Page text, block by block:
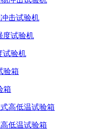
击试验机
试验机
箱
低温试验箱